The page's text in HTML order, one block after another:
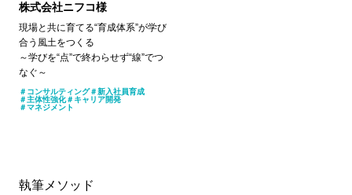
株式会社ニフコ様
現場と共に育てる“育成体系”が学び
合う風土をつくる
～学びを“点”で終わらせず“線”でつ
なぐ～
コンサルティング
新入社員育成
主体性強化
キャリア開発
マネジメント
執筆メソッド